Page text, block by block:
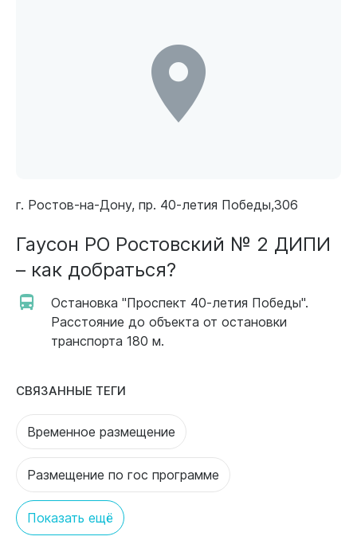
г. Ростов-на-Дону, пр. 40-летия Победы,306
Гаусон РО Ростовский № 2 ДИПИ
– как добраться?
Остановка "Проспект 40-летия Победы".
Расстояние до объекта от остановки
транспорта 180 м.
СВЯЗАННЫЕ ТЕГИ
Временное размещение
Размещение по гос программе
Показать ещё